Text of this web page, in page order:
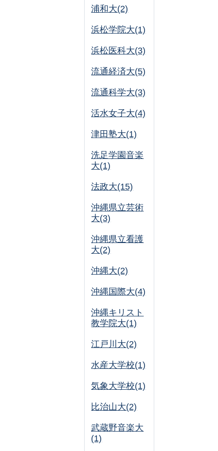
浦和大(2)
浜松学院大(1)
浜松医科大(3)
流通経済大(5)
流通科学大(3)
活水女子大(4)
津田塾大(1)
洗足学園音楽
大(1)
法政大(15)
沖縄県立芸術
大(3)
沖縄県立看護
大(2)
沖縄大(2)
沖縄国際大(4)
沖縄キリスト
教学院大(1)
江戸川大(2)
水産大学校(1)
気象大学校(1)
比治山大(2)
武蔵野音楽大
(1)